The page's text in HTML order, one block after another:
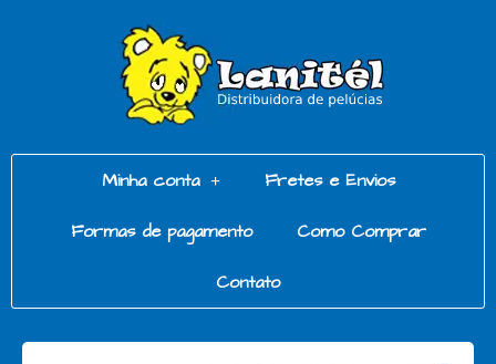
Minha conta Fretes e Envios
Formas de pagamento Como Comprar
Contato